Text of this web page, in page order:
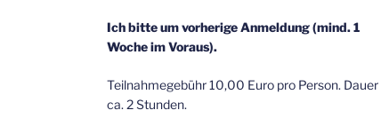
Ich bitte um vorherige Anmeldung (mind. 1
Woche im Voraus).
Teilnahmegebühr 10,00 Euro pro Person. Dauer
ca. 2 Stunden.